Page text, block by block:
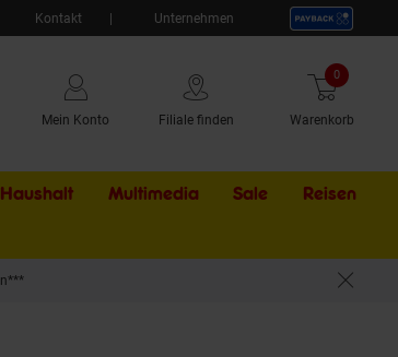
Kontakt Unternehmen
Mein Konto Filiale finden Warenkorb
0 Artikel
Haushalt Multimedia Sale Externer
Reisen